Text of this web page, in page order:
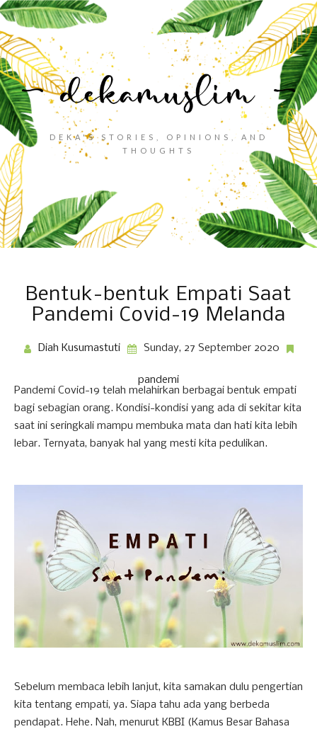
DEKA'S STORIES, OPINIONS, AND
THOUGHTS
Bentuk-bentuk Empati Saat
Pandemi Covid-19 Melanda
Diah Kusumastuti Sunday, 27 September 2020
pandemi
Pandemi Covid-19 telah melahirkan berbagai bentuk empati
bagi sebagian orang. Kondisi-kondisi yang ada di sekitar kita
saat ini seringkali mampu membuka mata dan hati kita lebih
lebar. Ternyata, banyak hal yang mesti kita pedulikan.
Sebelum membaca lebih lanjut, kita samakan dulu pengertian
kita tentang empati, ya. Siapa tahu ada yang berbeda
pendapat. Hehe. Nah, menurut KBBI (Kamus Besar Bahasa